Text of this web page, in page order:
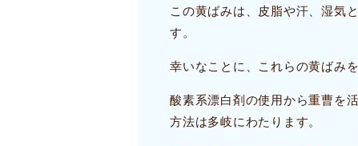
この黄ばみは、皮脂や汗、湿気
す。
幸いなことに、これらの黄ばみ
酸素系漂白剤の使用から重曹を
方法は多岐にわたります。